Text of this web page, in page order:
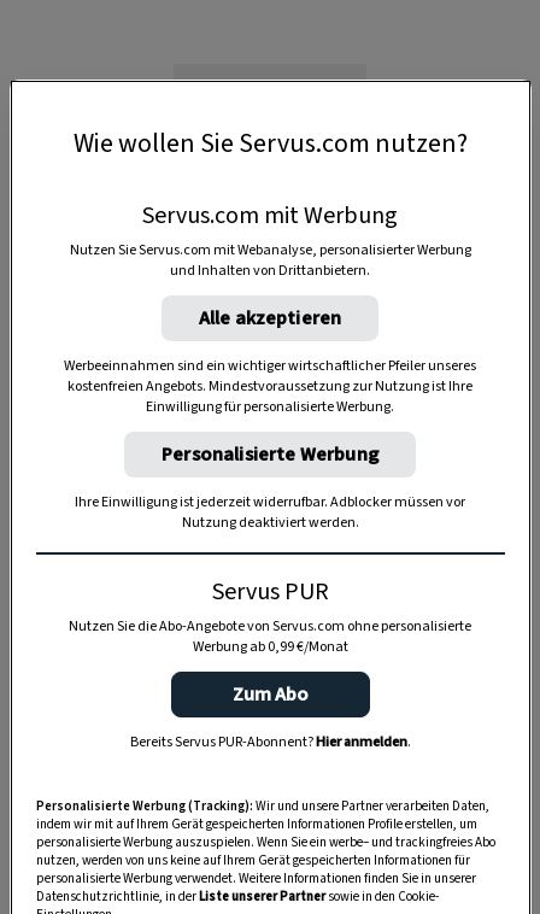
Wie wollen Sie Servus.com nutzen?
Servus.com mit Werbung
Nutzen Sie Servus.com mit Webanalyse, personalisierter Werbung
und Inhalten von Drittanbietern.
Alle akzeptieren
Werbeeinnahmen sind ein wichtiger wirtschaftlicher Pfeiler unseres
kostenfreien Angebots. Mindestvoraussetzung zur Nutzung ist Ihre
Einwilligung für personalisierte Werbung.
Personalisierte Werbung
Ihre Einwilligung ist jederzeit widerrufbar. Adblocker müssen vor
Nutzung deaktiviert werden.
Servus PUR
Nutzen Sie die Abo-Angebote von Servus.com ohne personalisierte
Werbung ab 0,99 €/Monat
Zum Abo
Bereits Servus PUR-Abonnent?Hier anmelden.
Personalisierte Werbung (Tracking): Wir und unsere Partner verarbeiten Daten,
indem wir mit auf Ihrem Gerät gespeicherten Informationen Profile erstellen, um
personalisierte Werbung auszuspielen. Wenn Sie ein werbe– und trackingfreies Abo
nutzen, werden von uns keine auf Ihrem Gerät gespeicherten Informationen für
personalisierte Werbung verwendet. Weitere Informationen finden Sie in unserer
Datenschutzrichtlinie, in derListe unserer Partnersowie in den Cookie-